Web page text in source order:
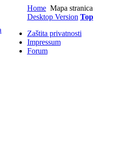
Home Mapa stranica
Desktop Version Top
Zaštita privatnosti
Impressum
Forum